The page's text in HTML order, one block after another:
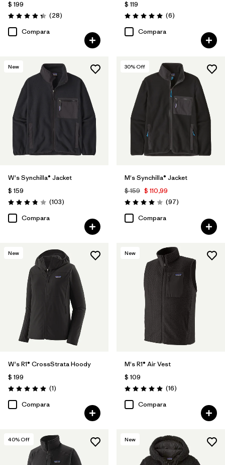
$ 199
Valoración: 4.3 / 5
(28Comentarios
)
Compara
$ 119
Valoración: 5.0 / 5
(6Comentarios
)
Compara
New
W's Synchilla® Jacket
$ 159
Valoración: 3.9 / 5
(103Comentarios
)
Compara
30% Off
M's Synchilla® Jacket
$ 159 $ 110,99
Valoración: 4.0 / 5
(97Comentarios
)
Compara
New
W's R1® CrossStrata Hoody
$ 199
Valoración: 5.0 / 5
(1Comentarios
)
Compara
New
M's R1® Air Vest
$ 109
Valoración: 5.0 / 5
(16Comentarios
)
Compara
40% Off New